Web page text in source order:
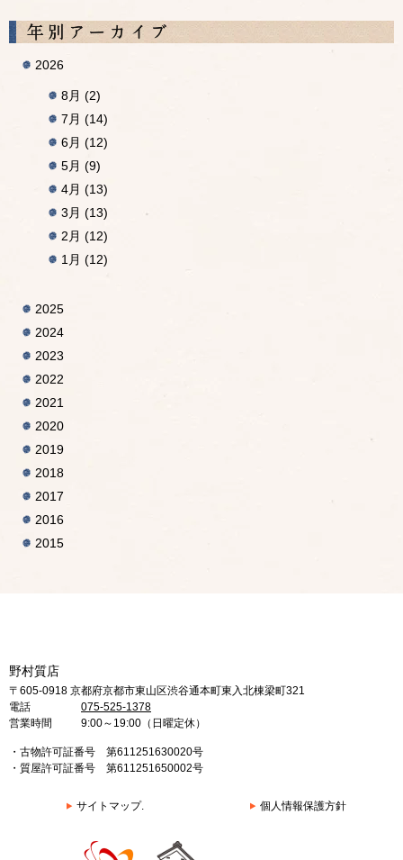
2026
8月 (2)
7月 (14)
6月 (12)
5月 (9)
4月 (13)
3月 (13)
2月 (12)
1月 (12)
2025
2024
2023
2022
2021
2020
2019
2018
2017
2016
2015
野村質店
〒605-0918 京都府京都市東山区渋谷通本町東入北棟梁町321
電話
075-525-1378
営業時間
9:00～19:00（日曜定休）
・古物許可証番号 第611251630020号
・質屋許可証番号 第611251650002号
サイトマップ. 個人情報保護方針